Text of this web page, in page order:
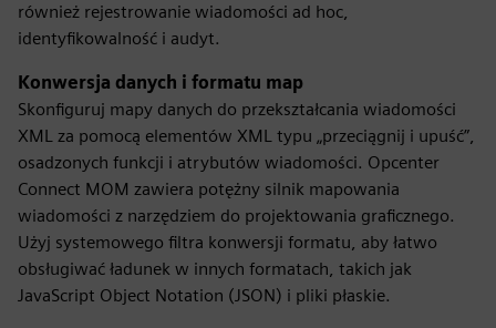
również rejestrowanie wiadomości ad hoc,
identyfikowalność i audyt.
Konwersja danych i formatu map
Skonfiguruj mapy danych do przekształcania wiadomości
XML za pomocą elementów XML typu „przeciągnij i upuść”,
osadzonych funkcji i atrybutów wiadomości. Opcenter
Connect MOM zawiera potężny silnik mapowania
wiadomości z narzędziem do projektowania graficznego.
Użyj systemowego filtra konwersji formatu, aby łatwo
obsługiwać ładunek w innych formatach, takich jak
JavaScript Object Notation (JSON) i pliki płaskie.